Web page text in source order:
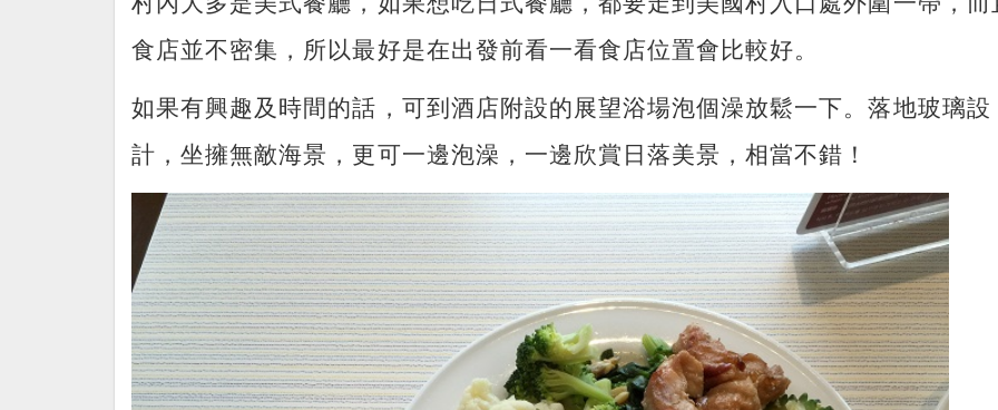
食店並不密集，所以最好是在出發前看一看食店位置會比較好。
如果有興趣及時間的話，可到酒店附設的展望浴場泡個澡放鬆一下。落地玻璃設
計，坐擁無敵海景，更可一邊泡澡，一邊欣賞日落美景，相當不錯！